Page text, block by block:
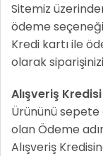
Sitemiz
ödeme
Kredi kartı ile
olarak
Alışveriş Kredisi
Ürününü
olan Ödeme
Alışveriş